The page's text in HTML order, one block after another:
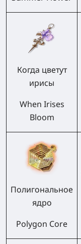
Когда цветут
ирисы
When Irises
Bloom
Полигональное
ядро
Polygon Core